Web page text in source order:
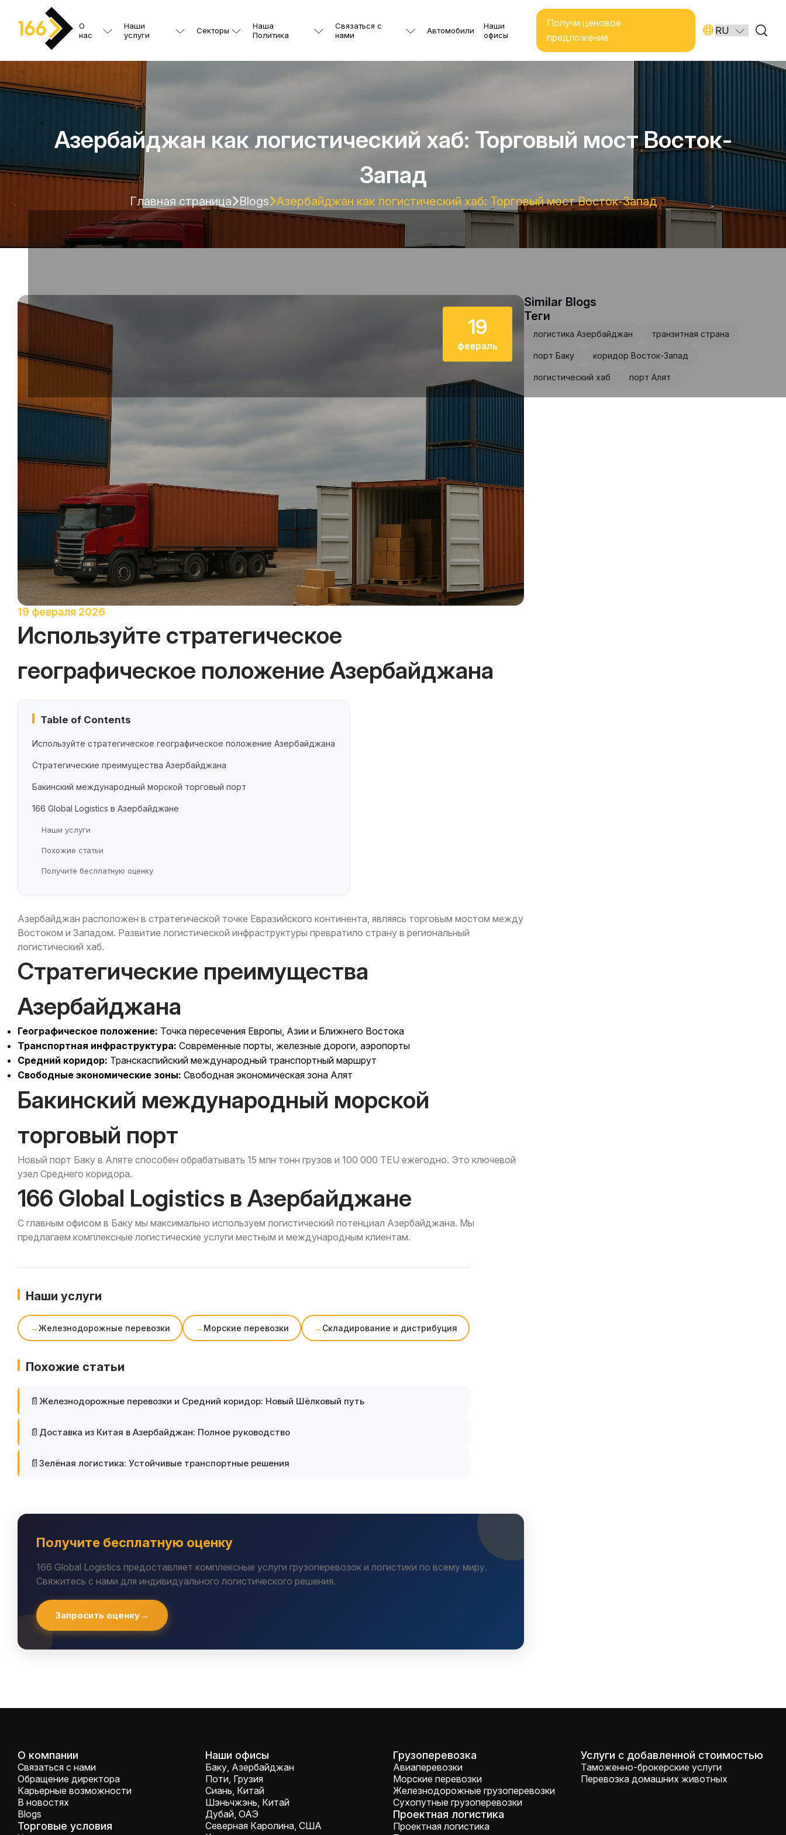
О
нас
Наши
услуги
Секторы
Наша
Политика
Связаться с
нами
Автомобили
Наши
офисы
Получи ценовое
предложение
Азербайджан как логистический хаб: Торговый мост Восток-
Запад
Главная страница Blogs Азербайджан как логистический хаб: Торговый мост Восток-Запад
19
февраль
19 февраля 2026
Используйте стратегическое
географическое положение Азербайджана
Table of Contents
Используйте стратегическое географическое положение Азербайджана
Стратегические преимущества Азербайджана
Бакинский международный морской торговый порт
166 Global Logistics в Азербайджане
Наши услуги
Похожие статьи
Получите бесплатную оценку
Азербайджан расположен в стратегической точке Евразийского континента, являясь торговым мостом между
Востоком и Западом. Развитие логистической инфраструктуры превратило страну в региональный
логистический хаб.
Стратегические преимущества
Азербайджана
Географическое положение: Точка пересечения Европы, Азии и Ближнего Востока
Транспортная инфраструктура: Современные порты, железные дороги, аэропорты
Средний коридор: Транскаспийский международный транспортный маршрут
Свободные экономические зоны: Свободная экономическая зона Алят
Бакинский международный морской
торговый порт
Новый порт Баку в Аляте способен обрабатывать 15 млн тонн грузов и 100 000 TEU ежегодно. Это ключевой
узел Среднего коридора.
166 Global Logistics в Азербайджане
С главным офисом в Баку мы максимально используем логистический потенциал Азербайджана. Мы
предлагаем комплексные логистические услуги местным и международным клиентам.
Наши услуги
Железнодорожные перевозки Морские перевозки Складирование и дистрибуция
Похожие статьи
Железнодорожные перевозки и Средний коридор: Новый Шёлковый путь
Доставка из Китая в Азербайджан: Полное руководство
Зелёная логистика: Устойчивые транспортные решения
Получите бесплатную оценку
166 Global Logistics предоставляет комплексные услуги грузоперевозок и логистики по всему миру.
Свяжитесь с нами для индивидуального логистического решения.
Запросить оценку
Similar Blogs
Теги
логистика Азербайджан транзитная страна
порт Баку коридор Восток-Запад
логистический хаб порт Алят
О компании
Связаться с нами
Обращение директора
Карьерные возможности
В новостях
Blogs
Торговые условия
Наши офисы
Баку, Азербайджан
Поти, Грузия
Сиань, Китай
Шэньчжэнь, Китай
Дубай, ОАЭ
Северная Каролина, США
Грузоперевозка
Авиаперевозки
Морские перевозки
Железнодорожные грузоперевозки
Сухопутные грузоперевозки
Проектная логистика
Проектная логистика
Услуги с добавленной стоимостью
Таможенно-брокерские услуги
Перевозка домашних животных